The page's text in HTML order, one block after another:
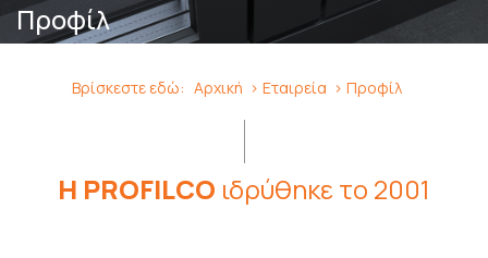
Προφίλ
Βρίσκεστε εδώ: Αρχική Εταιρεία Προφίλ
Η PROFILCO ιδρύθηκε το 2001